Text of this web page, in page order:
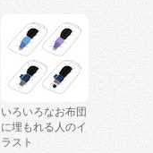
いろいろなお布団
に埋もれる人のイ
ラスト